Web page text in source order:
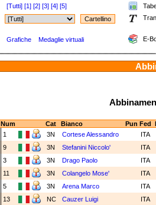
[Tutti] [1] [2] [3] [4] [5]
Grafiche Medaglie virtuali E-
Num Cat Bianco Pun Fed
1 3N Cortese Alessandro ITA
9 3N Stefanini Niccolo' ITA
3 3N Drago Paolo ITA
11 3N Colangelo Mose' ITA
5 3N Arena Marco ITA
13 NC Cauzer Luigi ITA